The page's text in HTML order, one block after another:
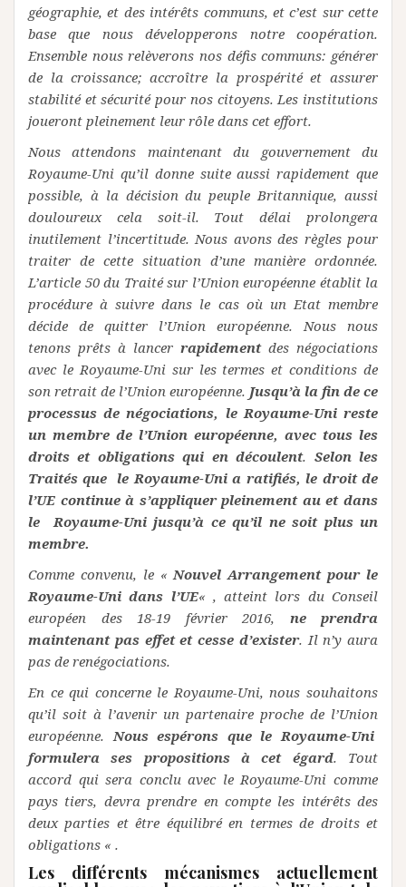
géographie, et des intérêts communs, et c’est sur cette
base que nous développerons notre coopération.
Ensemble nous relèverons nos défis communs: générer
de la croissance; accroître la prospérité et assurer
stabilité et sécurité pour nos citoyens. Les institutions
joueront pleinement leur rôle dans cet effort.
Nous attendons maintenant du gouvernement du
Royaume-Uni qu’il donne suite aussi rapidement que
possible, à la décision du peuple Britannique, aussi
douloureux cela soit-il. Tout délai prolongera
inutilement l’incertitude. Nous avons des règles pour
traiter de cette situation d’une manière ordonnée.
L’article 50 du Traité sur l’Union européenne établit la
procédure à suivre dans le cas où un Etat membre
décide de quitter l’Union européenne. Nous nous
tenons prêts à lancer rapidementdes négociations
avec le Royaume-Uni sur les termes et conditions de
son retrait de l’Union européenne. Jusqu’à la fin de ce
processus de négociations, le Royaume-Uni reste
un membre de l’Union européenne, avec tous les
droits et obligations qui en découlent. Selon les
Traités que le Royaume-Uni a ratifiés, le droit de
l’UE continue à s’appliquer pleinement au et dans
le Royaume-Uni jusqu’à ce qu’il ne soit plus un
membre.
Comme convenu, le «Nouvel Arrangement pour le
Royaume-Uni dans l’UE« , atteint lors du Conseil
européen des 18-19 février 2016, ne prendra
maintenant pas effet et cesse d’exister. Il n’y aura
pas de renégociations.
En ce qui concerne le Royaume-Uni, nous souhaitons
qu’il soit à l’avenir un partenaire proche de l’Union
européenne.Nous espérons que le Royaume-Uni
formulera ses propositions à cet égard. Tout
accord qui sera conclu avec le Royaume-Uni comme
pays tiers, devra prendre en compte les intérêts des
deux parties et être équilibré en termes de droits et
obligations « .
Les différents mécanismes actuellement